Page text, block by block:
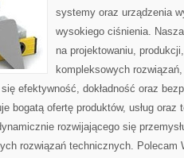
systemy oraz urządzenia
wysokiego ciśnienia.
na projektowaniu,
kompleksowych
efektywność, dokładność oraz
bogatą ofertę produktów, usług oraz
rozwijającego się
rozwiązań technicznych. Polecam